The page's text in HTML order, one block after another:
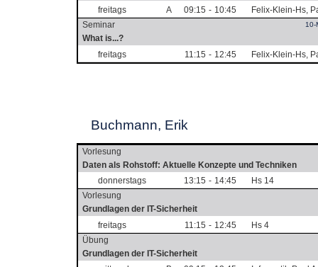
freitags
A 09:15 - 10:45
Felix-Klein-Hs,
Seminar
10-
What is...?
freitags
11:15 - 12:45 Felix-Klein-Hs,
Buchmann, Erik
Vorlesung
Daten als Rohstoff: Aktuelle Konzepte und Techniken
donnerstags
13:15 - 14:45
Hs 14
Vorlesung
Grundlagen der IT-Sicherheit
freitags
11:15 - 12:45
Hs 4
Übung
Grundlagen der IT-Sicherheit